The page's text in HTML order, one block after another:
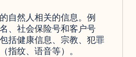
自然人相关的信息。例
、社会保险号和客户号
括健康信息、宗教、犯罪
指纹、语音等）。